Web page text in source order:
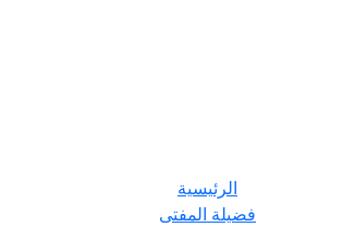
الرئيسية
فضيلة المفتى